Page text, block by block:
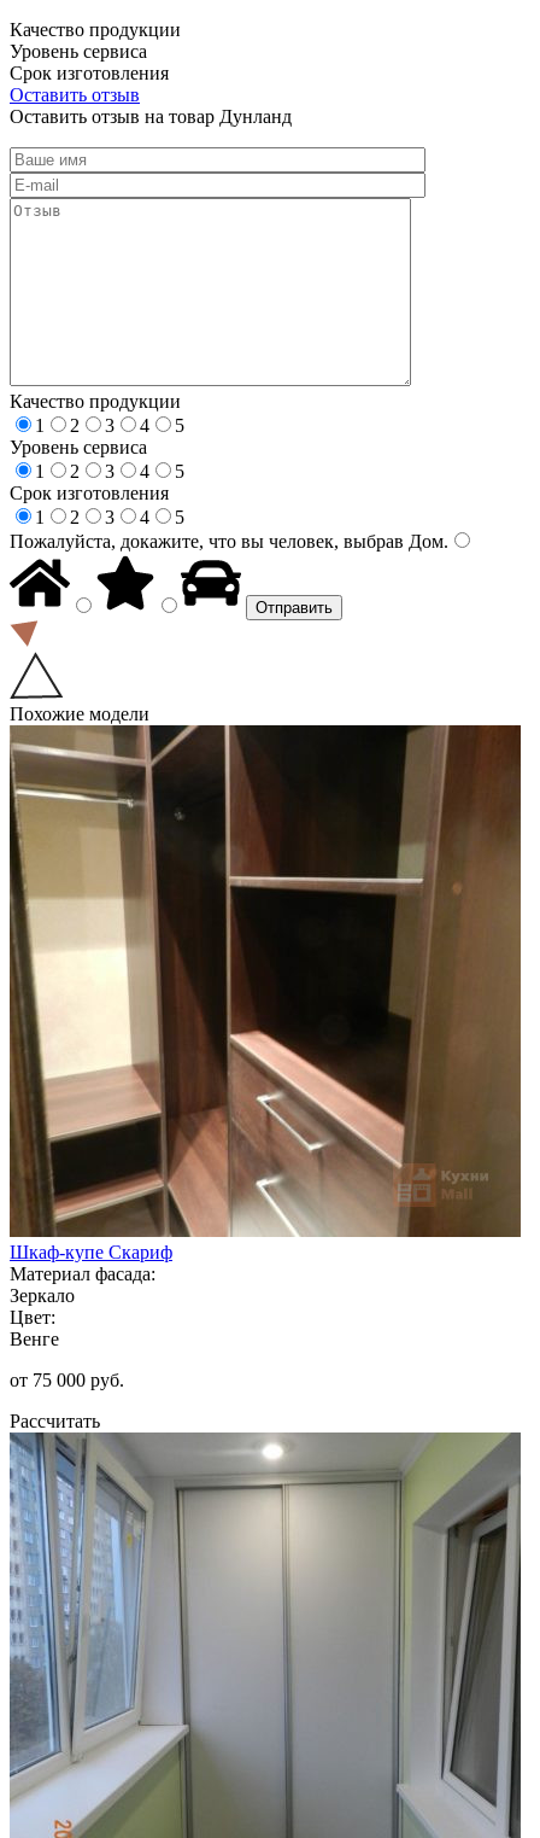
Качество продукции
Уровень сервиса
Срок изготовления
Оставить отзыв
Оставить отзыв на товар Дунланд
Качество продукции
1
2 3 4
5
Уровень сервиса
1
2 3 4
5
Срок изготовления
1
2 3 4
5
Пожалуйста, докажите, что вы человек, выбрав Дом.
Похожие модели
Шкаф-купе Скариф
Материал фасада:
Зеркало
Цвет:
Венге
от 75 000 руб.
Рассчитать